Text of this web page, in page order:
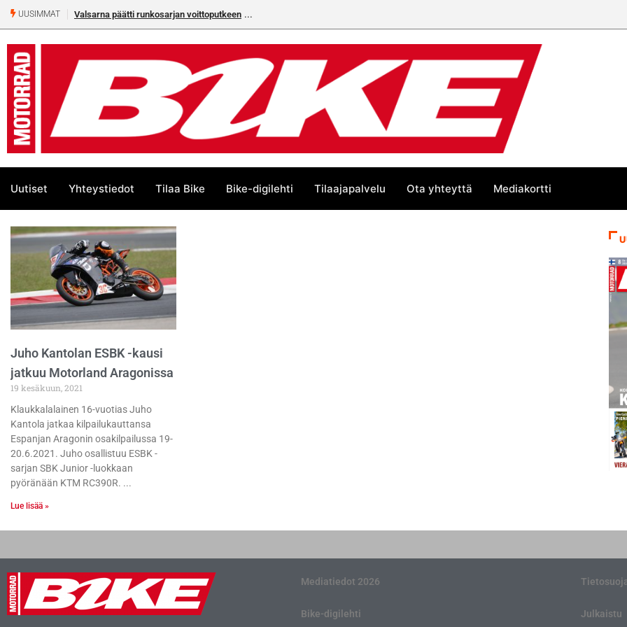
UUSIMMAT Valsarna päätti runkosarjan voittoputkeen
Uutiset Yhteystiedot Tilaa Bike Bike-digilehti Tilaajapalvelu Ota yhteyttä Mediakortti
Juho Kantolan ESBK -kausi
jatkuu Motorland Aragonissa
19 kesäkuun, 2021
Klaukkalalainen 16-vuotias Juho
Kantola jatkaa kilpailukauttansa
Espanjan Aragonin osakilpailussa 19-
20.6.2021. Juho osallistuu ESBK -
sarjan SBK Junior -luokkaan
pyöränään KTM RC390R.
Lue lisää »
Mediatiedot 2026
Bike-digilehti Julkaistu